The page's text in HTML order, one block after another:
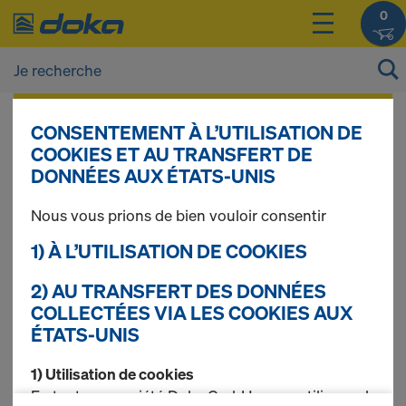
0
Vous pouvez afficher les prix de vos produits
après vous êtreconnecté(e)ouinscrit(e).
Grille coulissante
Safeflex
CONSENTEMENT À L’UTILISATION DE
COOKIES ET AU TRANSFERT DE
DONNÉES AUX ÉTATS-UNIS
Nous vous prions de bien vouloir consentir
1) À L’UTILISATION DE COOKIES
2) AU TRANSFERT DES DONNÉES
COLLECTÉES VIA LES COOKIES AUX
ÉTATS-UNIS
1) Utilisation de cookies
En tant que société Doka GmbH, nous utilisons des